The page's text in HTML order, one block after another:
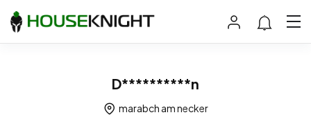
D**********n
marabch am necker